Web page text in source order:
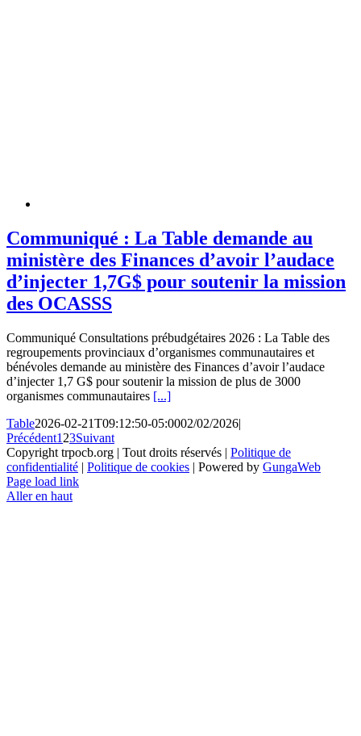
Communiqué : La Table demande au
ministère des Finances d’avoir l’audace
d’injecter 1,7G$ pour soutenir la mission
des OCASSS
Communiqué Consultations prébudgétaires 2026 : La Table des
regroupements provinciaux d’organismes communautaires et
bénévoles demande au ministère des Finances d’avoir l’audace
d’injecter 1,7 G$ pour soutenir la mission de plus de 3000
organismes communautaires [...]
Table2026-02-21T09:12:50-05:0002/02/2026|
Précédent1 23Suivant
Copyright trpocb.org | Tout droits réservés | Politique de
confidentialité | Politique de cookies | Powered by GungaWeb
Page load link
Aller en haut